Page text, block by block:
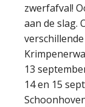
zwerfafval!
aan de slag.
13
14 en 15